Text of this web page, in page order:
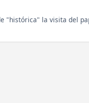
"histórica" la visita del